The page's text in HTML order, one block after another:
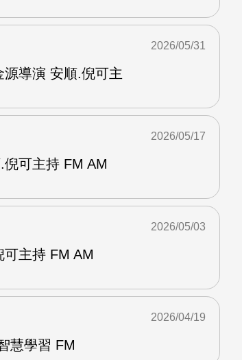
導演 安順.倪可主
2026/05/31
可主持 FM AM
2026/05/17
主持 FM AM
2026/05/03
慧學習 FM
2026/04/19